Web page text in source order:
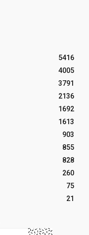
5416
4005
3791
2136
1692
1613
903
855
828
260
75
21